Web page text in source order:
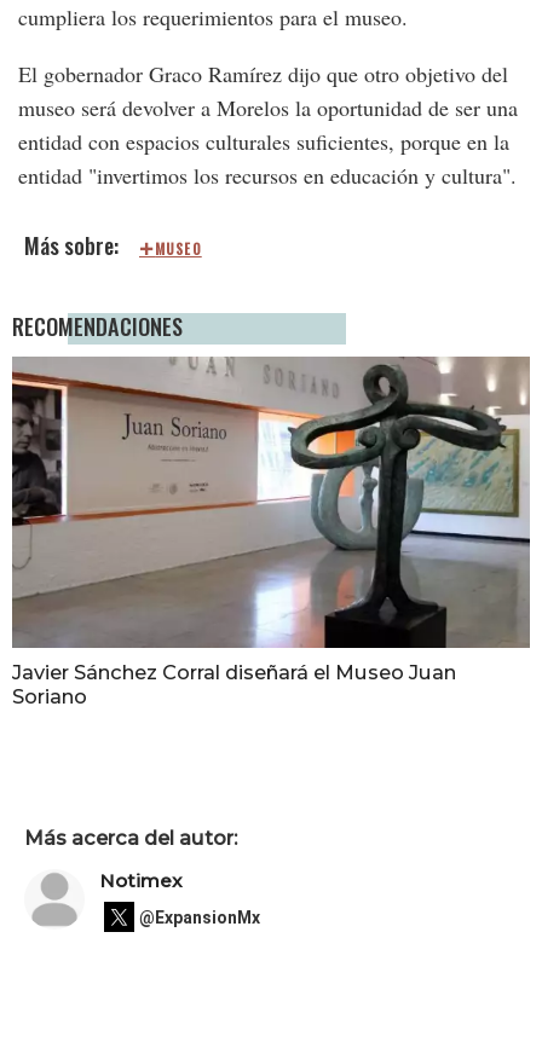
cumpliera los requerimientos para el museo.
El gobernador Graco Ramírez dijo que otro objetivo del
museo será devolver a Morelos la oportunidad de ser una
entidad con espacios culturales suficientes, porque en la
entidad "invertimos los recursos en educación y cultura".
MUSEO
RECOMENDACIONES
Javier Sánchez Corral diseñará el Museo Juan
Soriano
Más acerca del autor:
Notimex
@ExpansionMx